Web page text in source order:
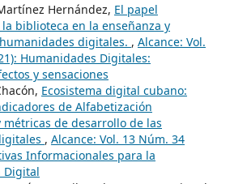
Hernández, El papel
biblioteca en la enseñanza y
digitales. , Alcance: Vol.
Humanidades Digitales:
y sensaciones
Ecosistema digital cubano:
de Alfabetización
de desarrollo de las
, Alcance: Vol. 13 Núm. 34
Informacionales para la
Digital